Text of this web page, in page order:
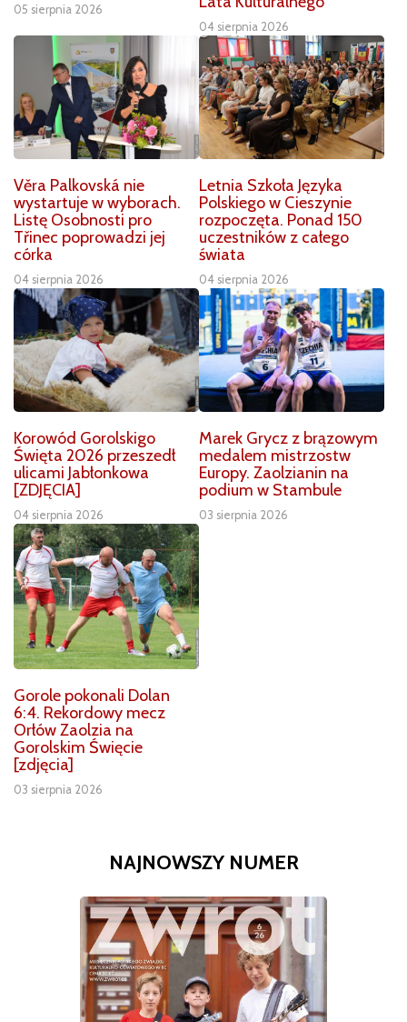
05 sierpnia 2026
04 sierpnia 2026
Věra Palkovská nie
wystartuje w wyborach.
Listę Osobnosti pro
Třinec poprowadzi jej
córka
04 sierpnia 2026
Letnia Szkoła Języka
Polskiego w Cieszynie
rozpoczęta. Ponad 150
uczestników z całego
świata
04 sierpnia 2026
Korowód Gorolskigo
Święta 2026 przeszedł
ulicami Jabłonkowa
[ZDJĘCIA]
04 sierpnia 2026
Marek Grycz z brązowym
medalem mistrzostw
Europy. Zaolzianin na
podium w Stambule
03 sierpnia 2026
Gorole pokonali Dolan
6:4. Rekordowy mecz
Orłów Zaolzia na
Gorolskim Święcie
[zdjęcia]
03 sierpnia 2026
NAJNOWSZY NUMER